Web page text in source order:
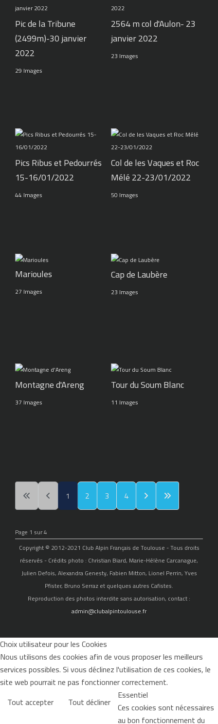
Pic de la Tribune
(2499m)-30 janvier
2022
29 Images
2564 m col d'Aulon- 23
janvier 2022
23 Images
Pics Ribus et Pedourrés
15-16/01/2022
44 Images
Col de les Vaques et Roc
Mélé 22-23/01/2022
50 Images
Marioules
27 Images
Cap de Laubère
23 Images
Montagne d'Areng
37 Images
Tour du Soum Blanc
11 Images
1 2 3 4
Page 1 sur 4
Copyright © 2012-2021 Club Alpin Français de Toulouse - Tous droits
réservés - Crédits photo : Christian Biard, Marie-Hélène Carcanague,
Julien Defois, Alexandra Genesty, Fabien Mitton, Lionel Perrin, Yves
Pfister, Bruno Serraz et quelques autres Cafistes.
Reproduction des photos interdite sans autorisation, contact :
admin@clubalpintoulouse.fr
Choix utilisateur pour les Cookies
Nous utilisons des cookies afin de vous proposer les meilleurs
services possibles. Si vous déclinez l'utilisation de ces cookies, le
site web pourrait ne pas fonctionner correctement.
Tout accepter
Tout décliner Essentiel
Ces cookies sont nécessaires
au bon fonctionnement du